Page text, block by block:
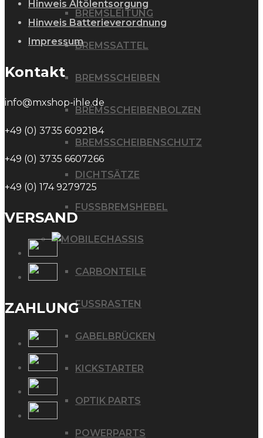
BREMSLEITUNG
BREMSSATTEL
BREMSSCHEIBEN
BREMSSCHEIBENBOLZEN
BREMSSCHEIBENSCHUTZ
DICHTSÄTZE
FUSSBREMSHEBEL
CHASSIS
CARBONTEILE
FUSSRASTEN
GABELBRÜCKEN
KICKSTARTER
OPTIK PARTS
POWERPARTS
Hinweis Altölentsorgung
Hinweis Batterieverordnung
Impressum
Kontakt
info@mxshop-ihle.de
+49 (0) 3735 6092184
+49 (0) 3735 6607266
+49 (0) 174 9279725
VERSAND
ZAHLUNG